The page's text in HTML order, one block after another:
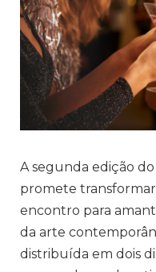
A segunda edição
promete
encontro para
da arte
distribuída em dois